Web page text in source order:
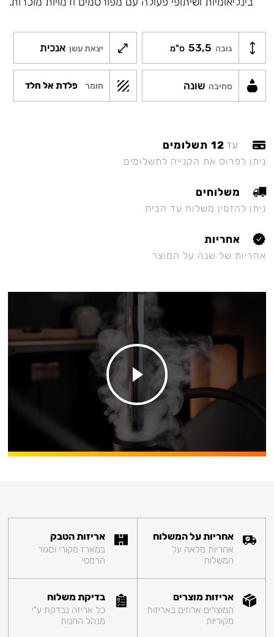
גובה 53,5 ס"מ יצאת עשן אנכית
סחיבה שונה חומר פלדת אל חלד
עד 12 תשלומים
ניתן לפרוס את הקנייה לתשלומים
משלוחים
ניתן להזמין משלוח עד הבית
אחריות
אחריות של שנה על המוצר
אחריות על המשלוח
אחריות מלאה על
המשלוח
אריזות הטבק
במארז מקורי וסגור
הרמטי
אריזות מוצרים
המוצרים ארוזים באריזות
מקוריות
בדיקת משלוח
כל אריזה נבדקת ע"י
מנהל החנות